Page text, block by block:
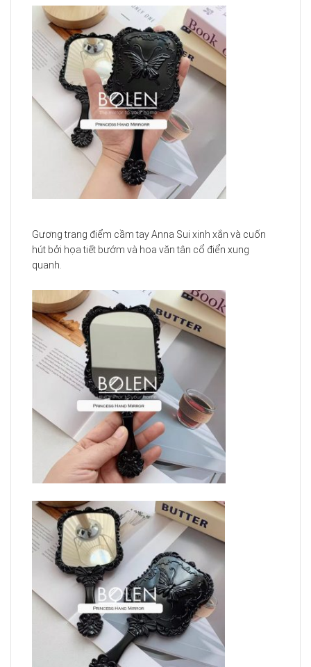
Gương trang điểm cầm tay Anna Sui xinh xắn và cuốn
hút bởi họa tiết bướm và hoa văn tân cổ điển xung
quanh.